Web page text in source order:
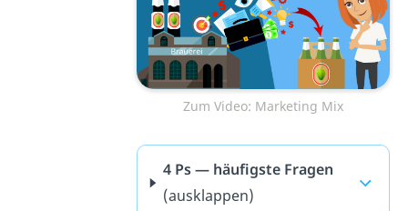
Zum Video: Marketing Mix
4 Ps — häufigste Fragen
(ausklappen)